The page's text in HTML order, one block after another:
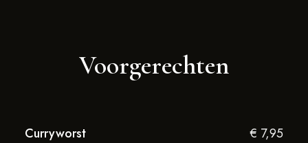
Voorgerechten
Curryworst € 7,95